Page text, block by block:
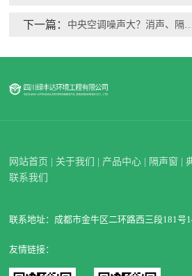
下一篇： 中央空调噪声大？消声、隔声、
网站首页 | 关于我们 | 产品中心 | 隔声窗 |
联系我们
联系地址：成都市金牛区二环路西三段181号
友情链接：